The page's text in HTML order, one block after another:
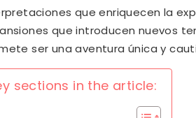
que enriquecen la
que introducen nuevos
ser una aventura única y
sections in the article: